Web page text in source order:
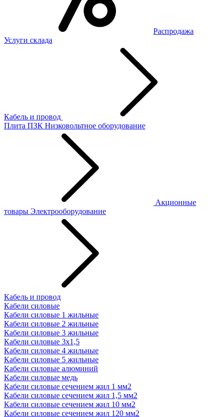
Распродажа
Услуги склада
Кабель и провод
Плита ПЗК Низковольтное оборудование
Акционные
товары Электрооборудование
Кабель и провод
Кабели силовые
Кабели силовые 1 жильные
Кабели силовые 2 жильные
Кабели силовые 3 жильные
Кабели силовые 3х1,5
Кабели силовые 4 жильные
Кабели силовые 5 жильные
Кабели силовые алюминий
Кабели силовые медь
Кабели силовые сечением жил 1 мм2
Кабели силовые сечением жил 1,5 мм2
Кабели силовые сечением жил 10 мм2
Кабели силовые сечением жил 120 мм2